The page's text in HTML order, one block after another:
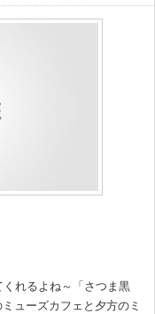
れるよね～「さつま黒
ューズカフェと夕方のミ